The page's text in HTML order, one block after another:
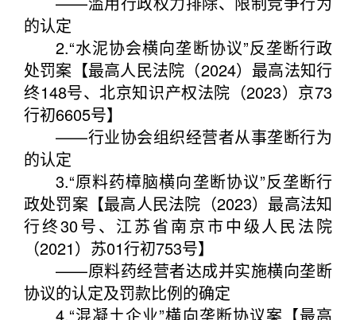
的认定
2.“水泥协会横向垄断协议”反垄断行政
处罚案【最高人民法院（2024）最高法知行
终148号、北京知识产权法院（2023）京73
行初6605号】
——行业协会组织经营者从事垄断行为
的认定
3.“原料药樟脑横向垄断协议”反垄断行
政处罚案【最高人民法院（2023）最高法知
行终30号、江苏省南京市中级人民法院
（2021）苏01行初753号】
——原料药经营者达成并实施横向垄断
协议的认定及罚款比例的确定
4.“混凝土企业”横向垄断协议案【最高